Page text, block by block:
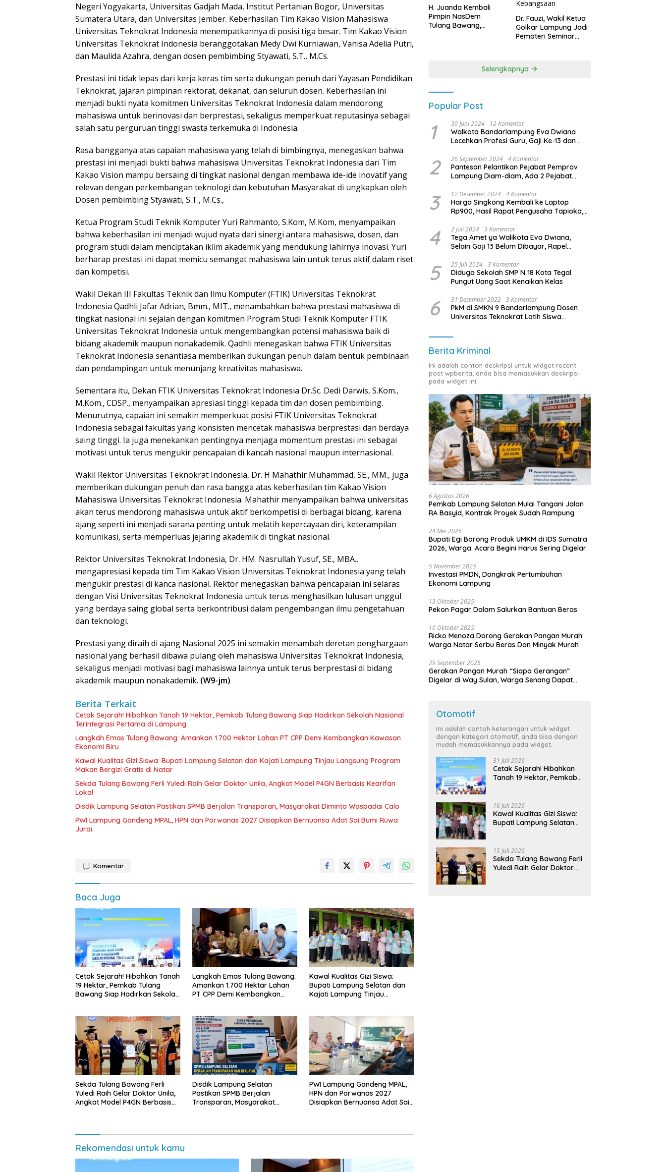
Negeri Yogyakarta, Universitas Gadjah Mada, Institut Pertanian Bogor, Universitas
Sumatera Utara, dan Universitas Jember. Keberhasilan Tim Kakao Vision Mahasiswa
Universitas Teknokrat Indonesia menempatkannya di posisi tiga besar. Tim Kakao Vision
Universitas Teknokrat Indonesia beranggotakan Medy Dwi Kurniawan, Vanisa Adelia Putri,
dan Maulida Azahra, dengan dosen pembimbing Styawati, S.T., M.Cs.
Prestasi ini tidak lepas dari kerja keras tim serta dukungan penuh dari Yayasan Pendidikan
Teknokrat, jajaran pimpinan rektorat, dekanat, dan seluruh dosen. Keberhasilan ini
menjadi bukti nyata komitmen Universitas Teknokrat Indonesia dalam mendorong
mahasiswa untuk berinovasi dan berprestasi, sekaligus memperkuat reputasinya sebagai
salah satu perguruan tinggi swasta terkemuka di Indonesia.
Rasa bangganya atas capaian mahasiswa yang telah di bimbingnya, menegaskan bahwa
prestasi ini menjadi bukti bahwa mahasiswa Universitas Teknokrat Indonesia dari Tim
Kakao Vision mampu bersaing di tingkat nasional dengan membawa ide-ide inovatif yang
relevan dengan perkembangan teknologi dan kebutuhan Masyarakat di ungkapkan oleh
Dosen pembimbing Styawati, S.T., M.Cs.,
Ketua Program Studi Teknik Komputer Yuri Rahmanto, S.Kom, M.Kom, menyampaikan
bahwa keberhasilan ini menjadi wujud nyata dari sinergi antara mahasiswa, dosen, dan
program studi dalam menciptakan iklim akademik yang mendukung lahirnya inovasi. Yuri
berharap prestasi ini dapat memicu semangat mahasiswa lain untuk terus aktif dalam riset
dan kompetisi.
Wakil Dekan III Fakultas Teknik dan Ilmu Komputer (FTIK) Universitas Teknokrat
Indonesia Qadhli Jafar Adrian, Bmm., MIT., menambahkan bahwa prestasi mahasiswa di
tingkat nasional ini sejalan dengan komitmen Program Studi Teknik Komputer FTIK
Universitas Teknokrat Indonesia untuk mengembangkan potensi mahasiswa baik di
bidang akademik maupun nonakademik. Qadhli menegaskan bahwa FTIK Universitas
Teknokrat Indonesia senantiasa memberikan dukungan penuh dalam bentuk pembinaan
dan pendampingan untuk menunjang kreativitas mahasiswa.
Sementara itu, Dekan FTIK Universitas Teknokrat Indonesia Dr.Sc. Dedi Darwis, S.Kom.,
M.Kom., CDSP., menyampaikan apresiasi tinggi kepada tim dan dosen pembimbing.
Menurutnya, capaian ini semakin memperkuat posisi FTIK Universitas Teknokrat
Indonesia sebagai fakultas yang konsisten mencetak mahasiswa berprestasi dan berdaya
saing tinggi. Ia juga menekankan pentingnya menjaga momentum prestasi ini sebagai
motivasi untuk terus mengukir pencapaian di kancah nasional maupun internasional.
Wakil Rektor Universitas Teknokrat Indonesia, Dr. H Mahathir Muhammad, SE., MM., juga
memberikan dukungan penuh dan rasa bangga atas keberhasilan tim Kakao Vision
Mahasiswa Universitas Teknokrat Indonesia. Mahathir menyampaikan bahwa universitas
akan terus mendorong mahasiswa untuk aktif berkompetisi di berbagai bidang, karena
ajang seperti ini menjadi sarana penting untuk melatih kepercayaan diri, keterampilan
komunikasi, serta memperluas jejaring akademik di tingkat nasional.
Rektor Universitas Teknokrat Indonesia, Dr. HM. Nasrullah Yusuf, SE., MBA.,
mengapresiasi kepada tim Tim Kakao Vision Universitas Teknokrat Indonesia yang telah
mengukir prestasi di kanca nasional. Rektor menegaskan bahwa pencapaian ini selaras
dengan Visi Universitas Teknokrat Indonesia untuk terus menghasilkan lulusan unggul
yang berdaya saing global serta berkontribusi dalam pengembangan ilmu pengetahuan
dan teknologi.
Prestasi yang diraih di ajang Nasional 2025 ini semakin menambah deretan penghargaan
nasional yang berhasil dibawa pulang oleh mahasiswa Universitas Teknokrat Indonesia,
sekaligus menjadi motivasi bagi mahasiswa lainnya untuk terus berprestasi di bidang
akademik maupun nonakademik. (W9-jm)
Berita Terkait
Cetak Sejarah! Hibahkan Tanah 19 Hektar, Pemkab Tulang Bawang Siap Hadirkan Sekolah Nasional
Terintegrasi Pertama di Lampung
Langkah Emas Tulang Bawang: Amankan 1.700 Hektar Lahan PT CPP Demi Kembangkan Kawasan
Ekonomi Biru
Kawal Kualitas Gizi Siswa: Bupati Lampung Selatan dan Kajati Lampung Tinjau Langsung Program
Makan Bergizi Gratis di Natar
Sekda Tulang Bawang Ferli Yuledi Raih Gelar Doktor Unila, Angkat Model P4GN Berbasis Kearifan
Lokal
Disdik Lampung Selatan Pastikan SPMB Berjalan Transparan, Masyarakat Diminta Waspadai Calo
PWI Lampung Gandeng MPAL, HPN dan Porwanas 2027 Disiapkan Bernuansa Adat Sai Bumi Ruwa
Jurai
Komentar
Baca Juga
Cetak Sejarah! Hibahkan Tanah
19 Hektar, Pemkab Tulang
Bawang Siap Hadirkan Sekolah
Langkah Emas Tulang Bawang:
Amankan 1.700 Hektar Lahan
PT CPP Demi Kembangkan
Kawal Kualitas Gizi Siswa:
Bupati Lampung Selatan dan
Kajati Lampung Tinjau
Sekda Tulang Bawang Ferli
Yuledi Raih Gelar Doktor Unila,
Angkat Model P4GN Berbasis
Disdik Lampung Selatan
Pastikan SPMB Berjalan
Transparan, Masyarakat
PWI Lampung Gandeng MPAL,
HPN dan Porwanas 2027
Disiapkan Bernuansa Adat Sai
Rekomendasi untuk kamu
H. Juanda Kembali
Pimpin NasDem
Tulang Bawang,
Dr. Fauzi, Wakil Ketua
Golkar Lampung Jadi
Pemateri Seminar
Kebangsaan
Selengkapnya
Popular Post
1 30 Juni 2024 12 Komentar
Walkota Bandarlampung Eva Dwiana
Lecehkan Profesi Guru, Gaji Ke-13 dan
2 26 September 2024 4 Komentar
Pantesan Pelantikan Pejabat Pemprov
Lampung Diam-diam, Ada 2 Pejabat
3 12 Desember 2024 4 Komentar
Harga Singkong Kembali ke Laptop
Rp900, Hasil Rapat Pengusaha Tapioka,
Lampung
4 2 Juli 2024 3 Komentar
Tega Amet ya Walikota Eva Dwiana,
Selain Gaji 13 Belum Dibayar, Rapel
Dibayar
5 25 Juli 2024 3 Komentar
Diduga Sekolah SMP N 18 Kota Tegal
Pungut Uang Saat Kenaikan Kelas
6 31 Desember 2022 3 Komentar
PkM di SMKN 9 Bandarlampung Dosen
Universitas Teknokrat Latih Siswa
Berita Kriminal
Ini adalah contoh deskripsi untuk widget recent
post wpberita, anda bisa memasukkan deskripsi
pada widget ini.
6 Agustus 2026
Pemkab Lampung Selatan Mulai Tangani Jalan
RA Basyid, Kontrak Proyek Sudah Rampung
24 Mei 2026
Bupati Egi Borong Produk UMKM di IDS Sumatra
2026, Warga: Acara Begini Harus Sering Digelar
5 November 2025
Investasi PMDN, Dongkrak Pertumbuhan
Ekonomi Lampung
13 Oktober 2025
Pekon Pagar Dalam Salurkan Bantuan Beras
10 Oktober 2025
Ricko Menoza Dorong Gerakan Pangan Murah:
Warga Natar Serbu Beras Dan Minyak Murah
29 September 2025
Gerakan Pangan Murah “Siapa Gerangan”
Digelar di Way Sulan, Warga Senang Dapat
Otomotif
Ini adalah contoh keterangan untuk widget
dengan kategori otomotif, anda bisa dengan
mudah memasukkannya pada widget.
31 Juli 2026
Cetak Sejarah! Hibahkan
Tanah 19 Hektar, Pemkab
Terintegrasi Pertama di
Lampung
16 Juli 2026
Kawal Kualitas Gizi Siswa:
Bupati Lampung Selatan
Bergizi Gratis di Natar
15 Juli 2026
Sekda Tulang Bawang Ferli
Yuledi Raih Gelar Doktor